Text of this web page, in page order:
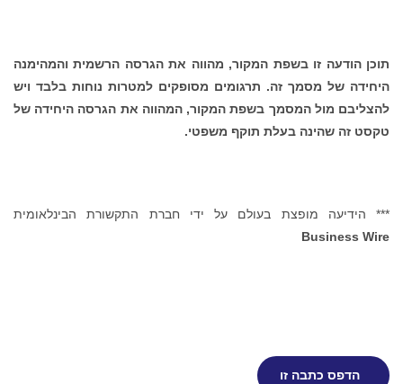
זו בשפת המקור, מהווה את הגרסה הרשמית והמהימנה
מסמך זה. תרגומים מסופקים למטרות נוחות בלבד ויש
המסמך בשפת המקור, המהווה את הגרסה היחידה של
בעלת תוקף משפטי.
מופצת בעולם על ידי חברת התקשורת הבינלאומית
כתבה זו